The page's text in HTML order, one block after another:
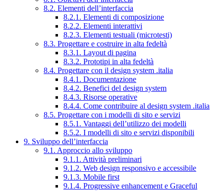
8.2. Elementi dell’interfaccia
8.2.1. Elementi di composizione
8.2.2. Elementi interattivi
8.2.3. Elementi testuali (microtesti)
8.3. Progettare e costruire in alta fedeltà
8.3.1. Layout di pagina
8.3.2. Prototipi in alta fedeltà
8.4. Progettare con il design system .italia
8.4.1. Documentazione
8.4.2. Benefici del design system
8.4.3. Risorse operative
8.4.4. Come contribuire al design system .italia
8.5. Progettare con i modelli di sito e servizi
8.5.1. Vantaggi dell’utilizzo dei modelli
8.5.2. I modelli di sito e servizi disponibili
9. Sviluppo dell’interfaccia
9.1. Approccio allo sviluppo
9.1.1. Attività preliminari
9.1.2. Web design responsivo e accessibile
9.1.3. Mobile first
9.1.4. Progressive enhancement e Graceful